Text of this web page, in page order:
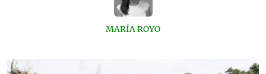
MARÍA ROYO